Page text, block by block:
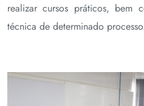
realizar cursos práticos, bem
técnica de determinado